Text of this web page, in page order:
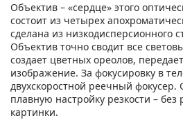
Объектив – «сердце» этого
состоит из четырех
сделана из низкодисперсионного
Объектив точно сводит все
создает цветных ореолов,
изображение. За фокусировку в
двухскоростной реечный фокусер.
плавную настройку резкости –
картинки.